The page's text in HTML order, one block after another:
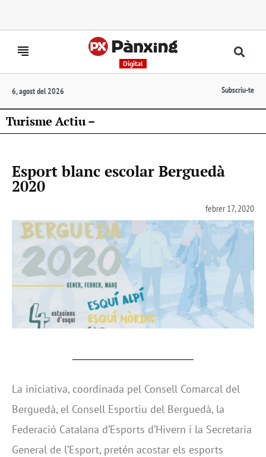
Digital
6, agost del 2026 Subscriu-te
Turisme Actiu –
Esport blanc escolar Berguedà
2020
febrer 17, 2020
La iniciativa, coordinada pel Consell Comarcal del
Berguedà, el Consell Esportiu del Berguedà, la
Federació Catalana d’Esports d’Hivern i la Secretaria
General de l’Esport, pretén acostar els esports